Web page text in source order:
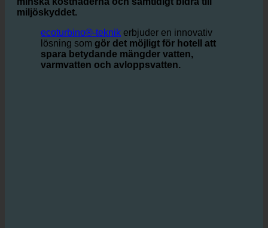
vatten behövs varje dag, står operatörerna inför
utmaningen att
minska kostnaderna och samtidigt bidra till
miljöskyddet.
ecoturbino®-teknikerbjuder en innovativ
gör det möjligt för hotell att